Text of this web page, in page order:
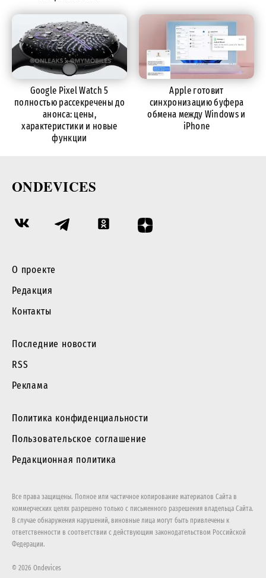
Google Pixel Watch 5
полностью рассекречены до
анонса: цены,
характеристики и новые
функции
Apple готовит
синхронизацию буфера
обмена между Windows и
iPhone
ONDEVICES
О проекте
Редакция
Контакты
Последние новости
RSS
Реклама
Политика конфиденциальности
Пользовательское соглашение
Редакционная политика
Все права защищены. Полное или частичное копирование материалов Сайта в
коммерческих целях разрешено только с письменного разрешения владельца Сайта.
В случае обнаружения нарушений, виновные лица могут быть привлечены к
ответственности в соответствии с действующим законодательством Российской
Федерации.
© 2026 Ondevices